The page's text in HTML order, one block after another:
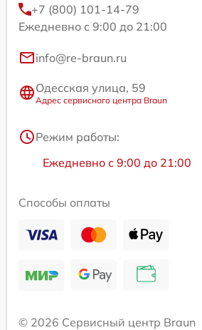
+7 (800) 101-14-79
Ежедневно с 9:00 до 21:00
info@re-braun.ru
Одесская улица, 59
Адрес сервисного центра Braun
Режим работы:
Ежедневно с 9:00 до 21:00
Способы оплаты
© 2026 Сервисный центр Braun